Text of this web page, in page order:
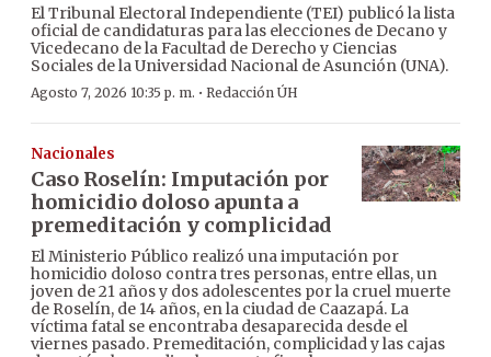
El Tribunal Electoral Independiente (TEI) publicó la lista
oficial de candidaturas para las elecciones de Decano y
Vicedecano de la Facultad de Derecho y Ciencias
Sociales de la Universidad Nacional de Asunción (UNA).
Agosto 7, 2026 10:35 p. m. · Redacción ÚH
Nacionales
Caso Roselín: Imputación por
homicidio doloso apunta a
premeditación y complicidad
El Ministerio Público realizó una imputación por
homicidio doloso contra tres personas, entre ellas, un
joven de 21 años y dos adolescentes por la cruel muerte
de Roselín, de 14 años, en la ciudad de Caazapá. La
víctima fatal se encontraba desaparecida desde el
viernes pasado. Premeditación, complicidad y las cajas